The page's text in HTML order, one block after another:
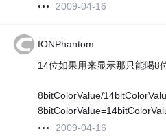
2009-04-16
IONPhantom
14位如果用来显示那只能喝8
8bitColorValue/
2009-04-16